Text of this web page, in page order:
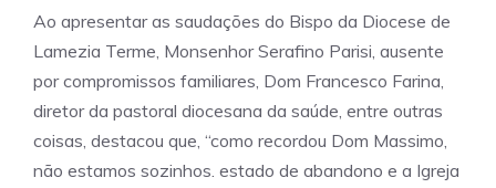
Ao apresentar as saudações do Bispo da Diocese de
Lamezia Terme, Monsenhor Serafino Parisi, ausente
por compromissos familiares, Dom Francesco Farina,
diretor da pastoral diocesana da saúde, entre outras
coisas, destacou que, “como recordou Dom Massimo,
não estamos sozinhos. estado de abandono e a Igreja